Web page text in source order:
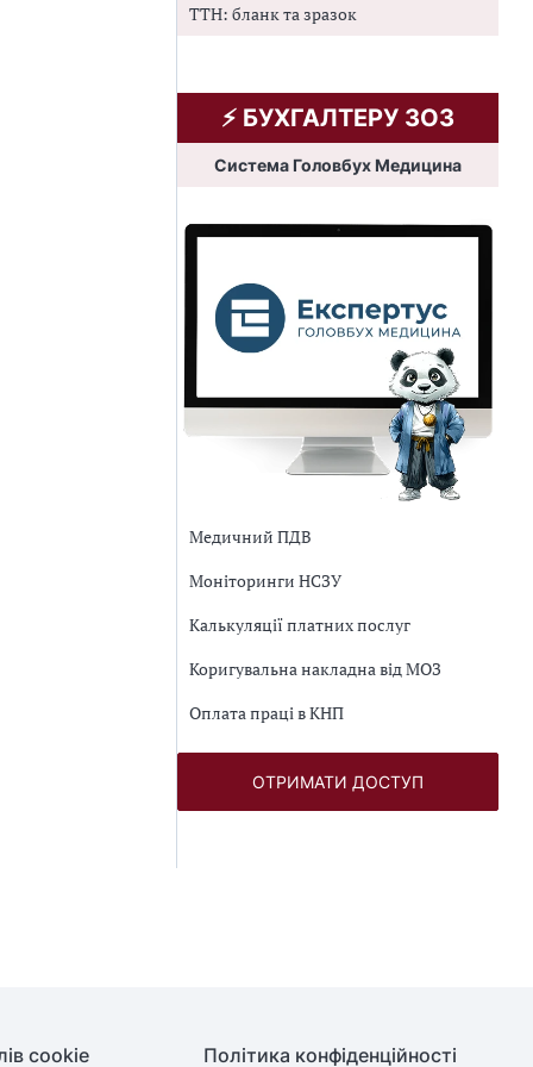
ТТН: бланк та зразок
⚡️ БУХГАЛТЕРУ ЗОЗ
Система Головбух Медицина
Медичний ПДВ
Моніторинги НСЗУ
Калькуляції платних послуг
Коригувальна накладна від МОЗ
Оплата праці в КНП
ОТРИМАТИ ДОСТУП
cookie Політика конфіденційності